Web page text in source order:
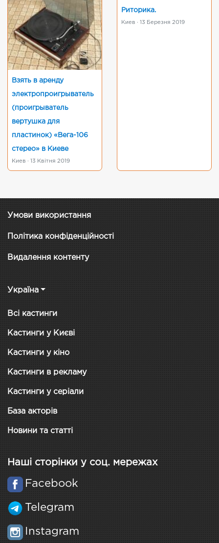
Взять в аренду
электропроигрыватель
(проигрыватель
вертушка для
пластинок) «Вега-106
стерео» в Киеве
Киев · 13 Квітня 2019
Риторика.
Киев · 13 Березня 2019
Умови використання
Політика конфіденційності
Видалення контенту
Україна
Всі кастинги
Кастинги у Києві
Кастинги у кіно
Кастинги в рекламу
Кастинги у серіали
База акторів
Новини та статті
Наші сторінки у соц. мережах
Facebook
Telegram
Instagram